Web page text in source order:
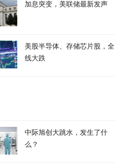
加息突变，美联储最新发声
美股半导体、存储芯片股，全
线大跌
中际旭创大跳水，发生了什
么？